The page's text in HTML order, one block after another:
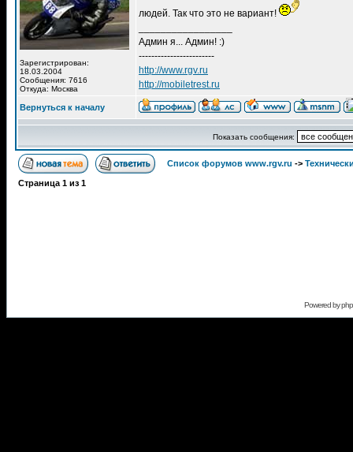
Зарегистрирован:
18.03.2004
Сообщения: 7616
Откуда: Москва
людей. Так что это не вариант!
Админ я... Админ! :)
------------------------
http://www.rgv.ru
http://mobiletrest.ru
Вернуться к началу
Показать сообщения:
Список форумов www.rgv.ru ->
Страница 1 из 1
Powered by